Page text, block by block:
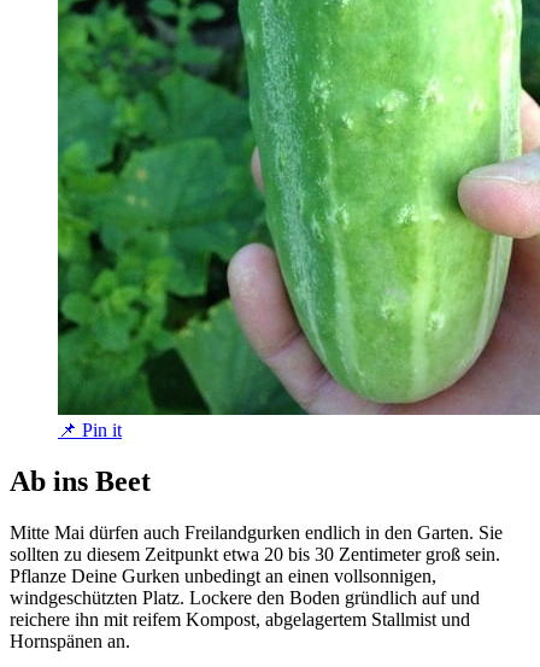
📌 Pin it
Ab ins Beet
Mitte Mai dürfen auch Freilandgurken endlich in den Garten. Sie
sollten zu diesem Zeitpunkt etwa 20 bis 30 Zentimeter groß sein.
Pflanze Deine Gurken unbedingt an einen vollsonnigen,
windgeschützten Platz. Lockere den Boden gründlich auf und
reichere ihn mit reifem Kompost, abgelagertem Stallmist und
Hornspänen an.